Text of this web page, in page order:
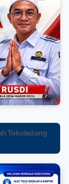
Tokoladang